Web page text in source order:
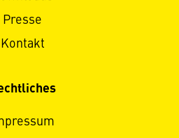
Presse
Kontakt